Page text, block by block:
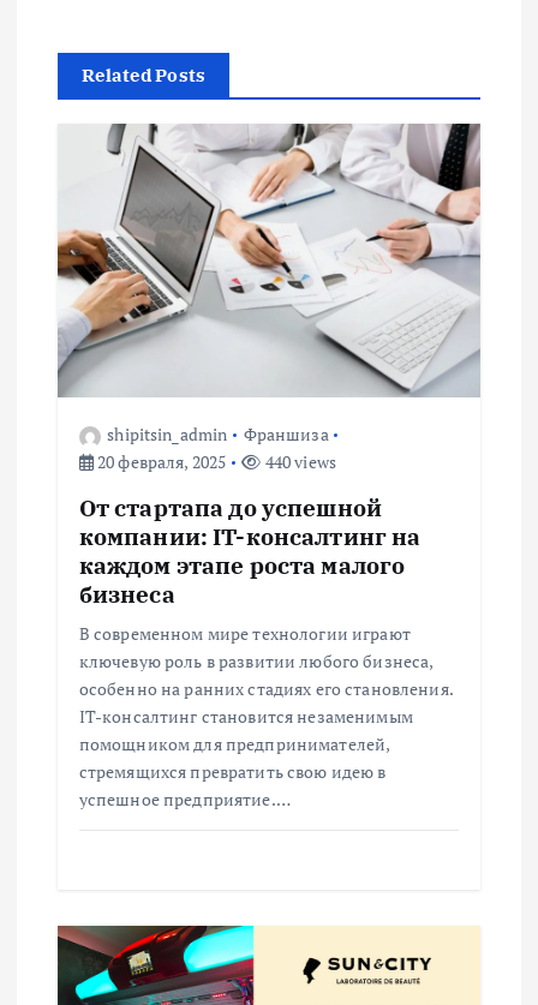
г
а
и
я
п
Related Posts
shipitsin_admin
Франшиза
20 февраля, 2025
440 views
От стартапа до успешной
компании: IT-консалтинг на
каждом этапе роста малого
бизнеса
В современном мире технологии играют
ключевую роль в развитии любого бизнеса,
особенно на ранних стадиях его становления.
IT-консалтинг становится незаменимым
помощником для предпринимателей,
стремящихся превратить свою идею в
успешное предприятие.…